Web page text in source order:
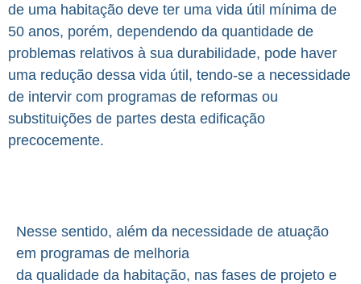
de uma habitação deve ter uma vida útil mínima de
50 anos, porém, dependendo da quantidade de
problemas relativos à sua durabilidade, pode haver
uma redução dessa vida útil, tendo-se a necessidade
de intervir com programas de reformas ou
substituições de partes desta edificação
precocemente.
Nesse sentido, além da necessidade de atuação
em programas de melhoria
da qualidade da habitação, nas fases de projeto e